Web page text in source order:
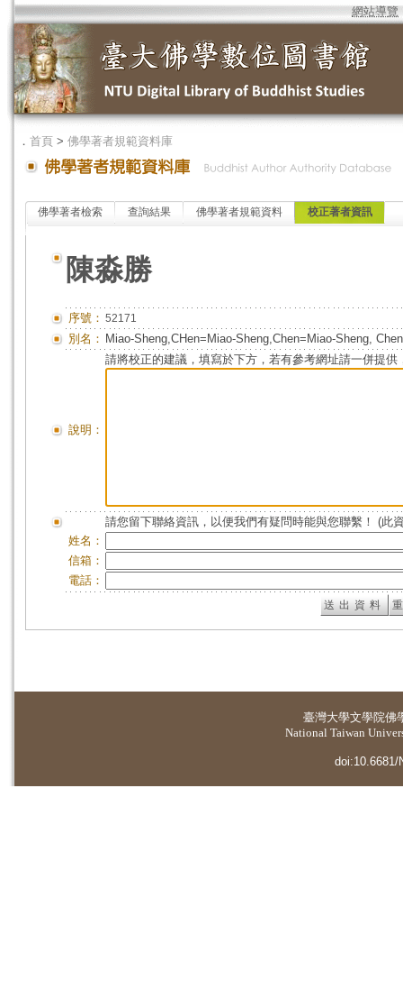
網站導覽
． 首頁 > 佛學著者規範資料庫
佛學著者檢索 查詢結果 佛學著者規範資料 校正著者資訊
陳淼勝
序號： 52171
別名： Miao-Sheng,CHen=Miao-Sheng,Chen=Miao-Sheng, Chen
說明：
請將校正的建議，填寫於下方，若有參考網址請一併提供
請您留下聯絡資訊，以便我們有疑問時能與您聯繫！ (此
姓名：
信箱：
電話：
臺灣大學文學院佛
National Taiwan
doi:10.6681/